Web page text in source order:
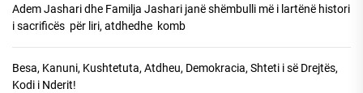
Adem Jashari dhe Familja Jashari janë shëmbulli më i lartënë histori
i sacrificës për liri, atdhedhe komb
Besa, Kanuni, Kushtetuta, Atdheu, Demokracia, Shteti i së Drejtës,
Kodi i Nderit!